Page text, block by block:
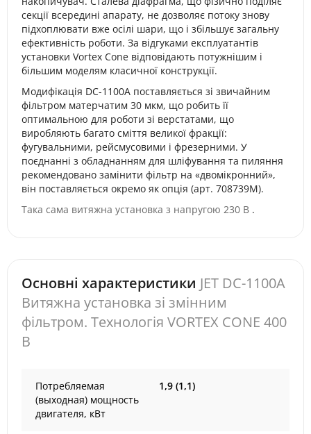
секції всередині апарату, не дозволяє потоку знову
підхоплювати вже осілі шари, що і збільшує загальну
ефективність роботи. За відгуками експлуатантів
установки Vortex Cone відповідають потужнішим і
більшим моделям класичної конструкції.
Модифікація DC-1100A поставляється зі звичайним
фільтром матерчатим 30 мкм, що робить її
оптимальною для роботи зі верстатами, що
виробляють багато сміття великої фракції:
фугувальними, рейсмусовими і фрезерними. У
поєднанні з обладнанням для шліфування та пиляння
рекомендовано замінити фільтр на «двомікронний»,
він поставляється окремо як опція (арт. 708739М).
Така сама витяжна установка з напругою 230 В .
Основні характеристики JET DC-1100A
Витяжна установка зі змінним
фільтром. Технологія VORTEX CONE 400
В
Потребляемая
(выходная) мощность
двигателя, кВт
1,9 (1,1)